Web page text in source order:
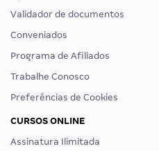
Validador de documentos
Conveniados
Programa de Afiliados
Trabalhe Conosco
Preferências de Cookies
CURSOS ONLINE
Assinatura Ilimitada